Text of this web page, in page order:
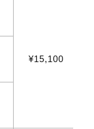
¥15,100